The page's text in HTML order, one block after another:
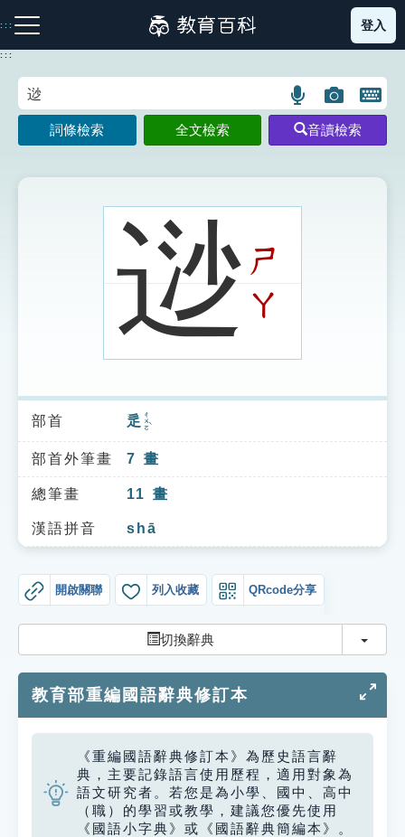
到
主
:::
注音索引圖示 筆畫索引圖示 部首索引表圖示
索引選單
知識索引
單字索引
生命大百科索引
遊戲專區
教學應用
貓頭鷹博士
登入
:::
語
言
搜
示
圖
片
搜
開
鍵
圖
詞條檢索 全文檢索 音讀檢索
逤ㄕ
ㄚ
部首 辵 ㄔㄨㄛˋ
部首外筆畫 7 畫
總筆畫 11 畫
漢語拼音 shā
開啟關聯 列入收藏 QRcode分享
切換辭典 切換
教育部重編國語辭典修訂本
《重編國語辭典修訂本》為歷史語言辭
典，主要記錄語言使用歷程，適用對象為
語文研究者。若您是為小學、國中、高中
（職）的學習或教學，建議您優先使用
《國語小字典》或《國語辭典簡編本》。